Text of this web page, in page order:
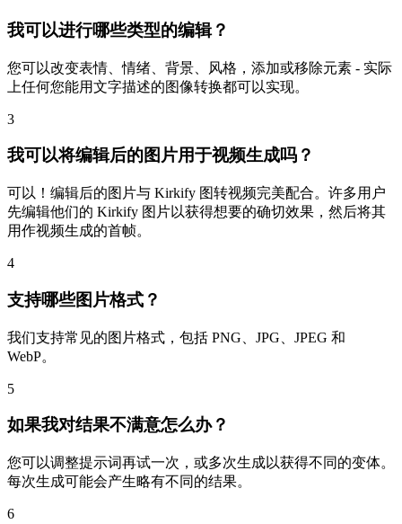
我可以进行哪些类型的编辑？
您可以改变表情、情绪、背景、风格，添加或移除元素 - 实际
上任何您能用文字描述的图像转换都可以实现。
3
我可以将编辑后的图片用于视频生成吗？
可以！编辑后的图片与 Kirkify 图转视频完美配合。许多用户
先编辑他们的 Kirkify 图片以获得想要的确切效果，然后将其
用作视频生成的首帧。
4
支持哪些图片格式？
我们支持常见的图片格式，包括 PNG、JPG、JPEG 和
WebP。
5
如果我对结果不满意怎么办？
您可以调整提示词再试一次，或多次生成以获得不同的变体。
每次生成可能会产生略有不同的结果。
6